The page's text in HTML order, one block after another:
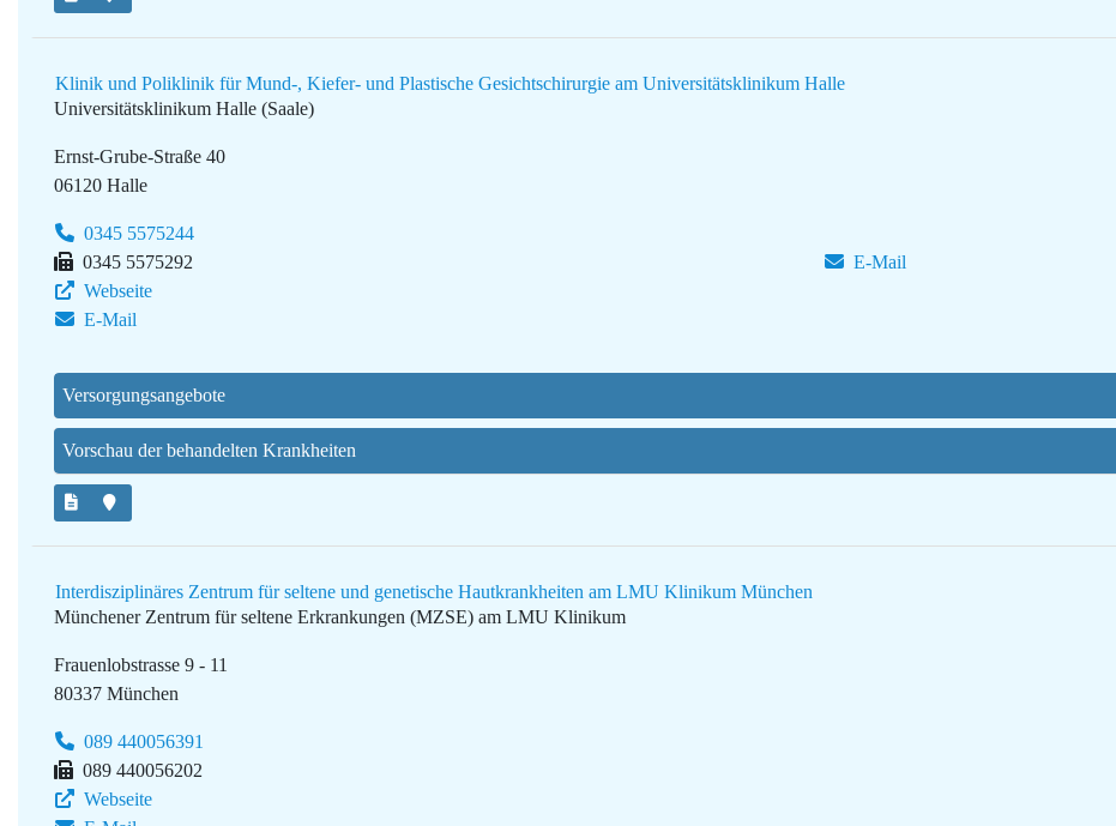
Klinik und Poliklinik für Mund-, Kiefer- und Plastische Gesichtschirurgie am Universitätsklinikum Halle
Universitätsklinikum Halle (Saale)
Ernst-Grube-Straße 40
06120 Halle
0345 5575244
0345 5575292
Webseite
E-Mail
E-Mail
Versorgungsangebote
Vorschau der behandelten Krankheiten
Interdisziplinäres Zentrum für seltene und genetische Hautkrankheiten am LMU Klinikum München
Münchener Zentrum für seltene Erkrankungen (MZSE) am LMU Klinikum
Frauenlobstrasse 9 - 11
80337 München
089 440056391
089 440056202
Webseite